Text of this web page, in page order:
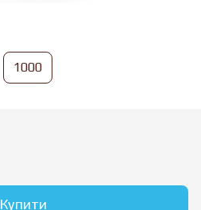
1000
Купити